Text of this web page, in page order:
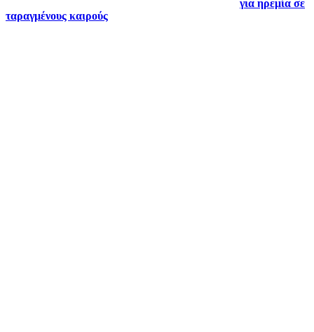
για ηρεμία σε
ταραγμένους καιρούς